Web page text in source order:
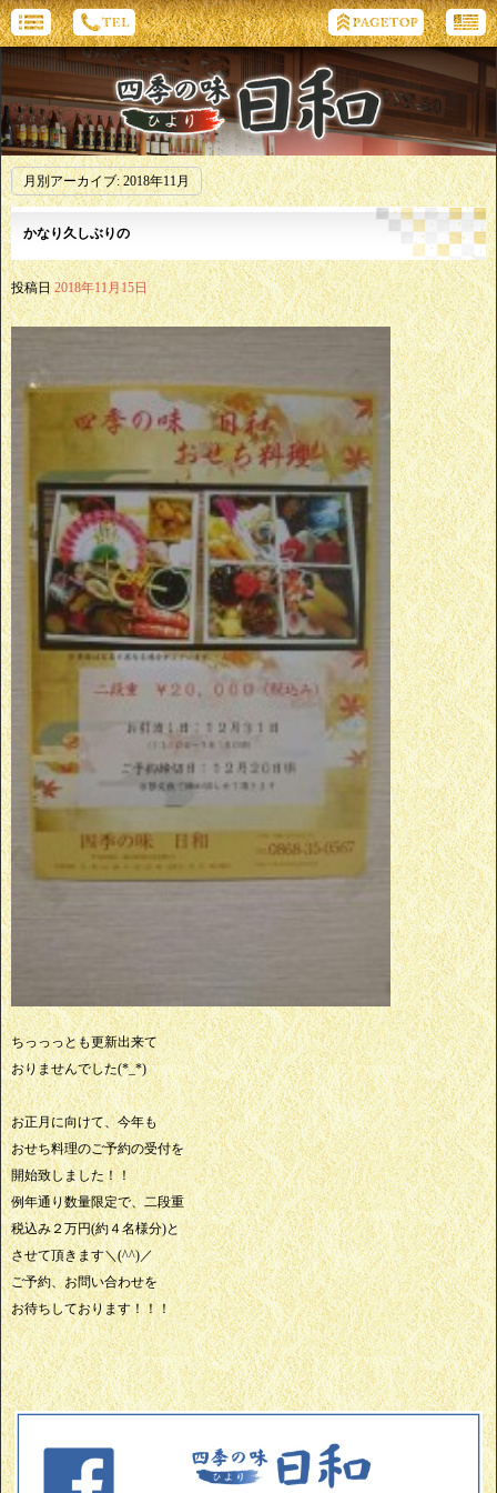
月別アーカイブ:2018年11月
かなり久しぶりの
投稿日 2018年11月15日
ちっっっとも更新出来て
おりませんでした(*_*)
お正月に向けて、今年も
おせち料理のご予約の受付を
開始致しました！！
例年通り数量限定で、二段重
税込み２万円(約４名様分)と
させて頂きます＼(^^)／
ご予約、お問い合わせを
お待ちしております！！！